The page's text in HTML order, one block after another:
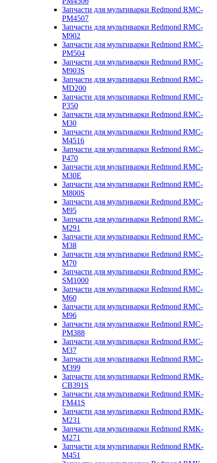
Запчасти для мультиварки Redmond RMC-
PM4507
Запчасти для мультиварки Redmond RMC-
M902
Запчасти для мультиварки Redmond RMC-
PM504
Запчасти для мультиварки Redmond RMC-
M903S
Запчасти для мультиварки Redmond RMC-
MD200
Запчасти для мультиварки Redmond RMC-
P350
Запчасти для мультиварки Redmond RMC-
M30
Запчасти для мультиварки Redmond RMC-
M4516
Запчасти для мультиварки Redmond RMC-
P470
Запчасти для мультиварки Redmond RMC-
M30E
Запчасти для мультиварки Redmond RMC-
M800S
Запчасти для мультиварки Redmond RMC-
M95
Запчасти для мультиварки Redmond RMC-
M291
Запчасти для мультиварки Redmond RMC-
M38
Запчасти для мультиварки Redmond RMC-
M70
Запчасти для мультиварки Redmond RMC-
SM1000
Запчасти для мультиварки Redmond RMC-
M60
Запчасти для мультиварки Redmond RMC-
M96
Запчасти для мультиварки Redmond RMC-
PM388
Запчасти для мультиварки Redmond RMC-
M37
Запчасти для мультиварки Redmond RMC-
M399
Запчасти для мультиварки Redmond RMK-
CB391S
Запчасти для мультиварки Redmond RMK-
FM41S
Запчасти для мультиварки Redmond RMK-
M231
Запчасти для мультиварки Redmond RMK-
M271
Запчасти для мультиварки Redmond RMK-
M451